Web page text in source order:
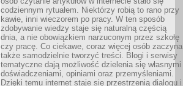
codziennym rytuałem. Niektórzy robią to rano przy
kawie, inni wieczorem po pracy. W ten sposób
zdobywanie wiedzy staje się naturalną częścią
dnia, a nie obowiązkiem narzuconym przez szkołę
czy pracę. Co ciekawe, coraz więcej osób zaczyna
także samodzielnie tworzyć treści. Blogi i serwisy
tematyczne dają możliwość dzielenia się własnymi
doświadczeniami, opiniami oraz przemyśleniami.
Dzięki temu internet staje się przestrzenią dialogu i